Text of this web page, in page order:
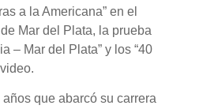
a la Americana” en el
Mar del Plata, la prueba
– Mar del Plata” y los “40
que abarcó su carrera